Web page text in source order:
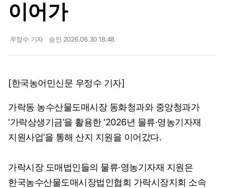
이어가
우정수 기자 승인 2026.06.30 18:48
[한국농어민신문 우정수 기자]
가락동 농수산물도매시장 동화청과와 중앙청과가
‘가락상생기금’을 활용한 ‘2026년 물류·영농기자재
지원사업’을 통해 산지 지원을 이어갔다.
가락시장 도매법인들의 물류·영농기자재 지원은
한국농수산물도매시장법인협회 가락시장지회 소속